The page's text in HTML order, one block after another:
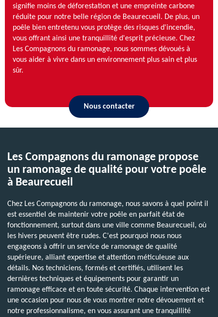
signifie moins de déforestation et une empreinte carbone
réduite pour notre belle région de Beaurecueil. De plus, un
poêle bien entretenu vous protège des risques d'incendie,
vous offrant ainsi une tranquillité d'esprit précieuse. Chez
Les Compagnons du ramonage, nous sommes dévoués à
vous aider à vivre dans un environnement plus sain et plus
sûr.
Nous contacter
Les Compagnons du ramonage propose
un ramonage de qualité pour votre poêle
à Beaurecueil
Chez Les Compagnons du ramonage, nous savons à quel point il
est essentiel de maintenir votre poêle en parfait état de
fonctionnement, surtout dans une ville comme Beaurecueil, où
les hivers peuvent être rudes. C'est pourquoi nous nous
engageons à offrir un service de ramonage de qualité
supérieure, alliant expertise et attention méticuleuse aux
détails. Nos techniciens, formés et certifiés, utilisent les
dernières techniques et équipements pour garantir un
ramonage efficace et en toute sécurité. Chaque intervention est
une occasion pour nous de vous montrer notre dévouement et
notre professionnalisme, en vous assurant une tranquillité